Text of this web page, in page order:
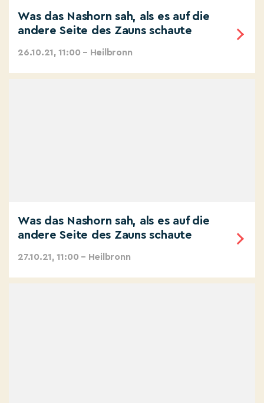
Was das Nashorn sah, als es auf die
andere Seite des Zauns schaute
26.10.21, 11:00 – Heilbronn
Was das Nashorn sah, als es auf die
andere Seite des Zauns schaute
27.10.21, 11:00 – Heilbronn